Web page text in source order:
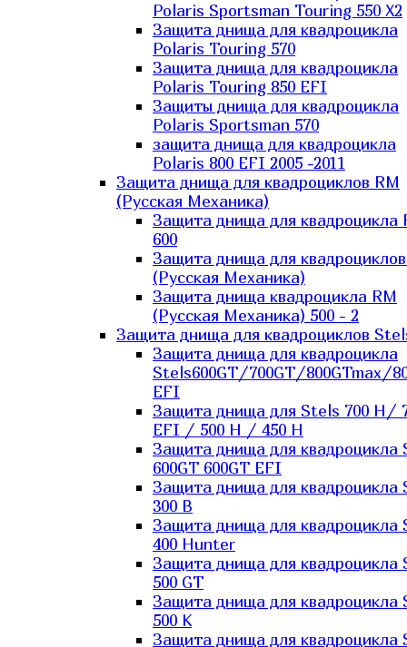
Polaris Sportsman Touring 550 X2
Защита днища для квадроцикла
Polaris Touring 570
Защита днища для квадроцикла
Polaris Touring 850 EFI
Защиты днища для квадроцикла
Polaris Sportsman 570
защита днища для квадроцикла
Polaris 800 EFI 2005 -2011
Защита днища для квадроциклов RM
(Русская Механика)
Защита днища для квадроцикла
600
Защита днища для
(Русская Механика)
Защита днища квадроцикла RM
(Русская Механика) 500 - 2
Защита днища для квадроциклов
Защита днища для квадроцикла
Stels600GT/700GT/800GTmax/
EFI
Защита днища для Stels 700 H/
EFI / 500 H / 450 H
Защита днища для квадроцикла
600GT 600GT EFI
Защита днища для квадроцикла
300 B
Защита днища для квадроцикла
400 Hunter
Защита днища для квадроцикла
500 GT
Защита днища для квадроцикла
500 K
Защита днища для квадроцикла